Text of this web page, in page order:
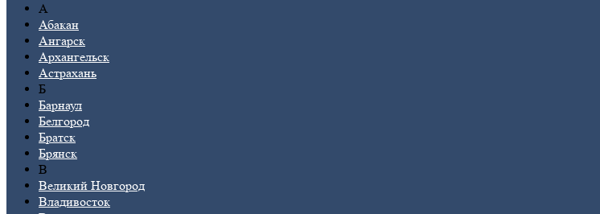
А
Абакан
Ангарск
Архангельск
Астрахань
Б
Барнаул
Белгород
Братск
Брянск
В
Великий Новгород
Владивосток